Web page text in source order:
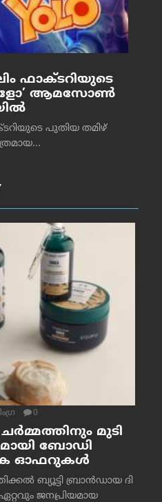
ഫാക്ടറിയുടെ
ആമസോൺ
പുതിയ തമിഴ്
0
മുടി
ബോഡി
ഓഫറുകൾ
ബ്യൂട്ടി ബ്രാൻഡായ ദി
ജനപ്രിയമായ